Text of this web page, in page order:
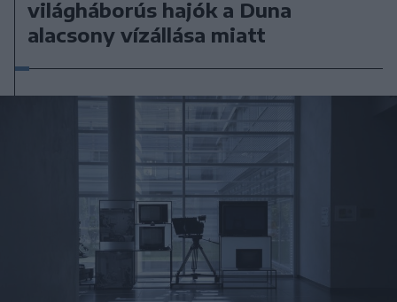
világháborús hajók a Duna
alacsony vízállása miatt